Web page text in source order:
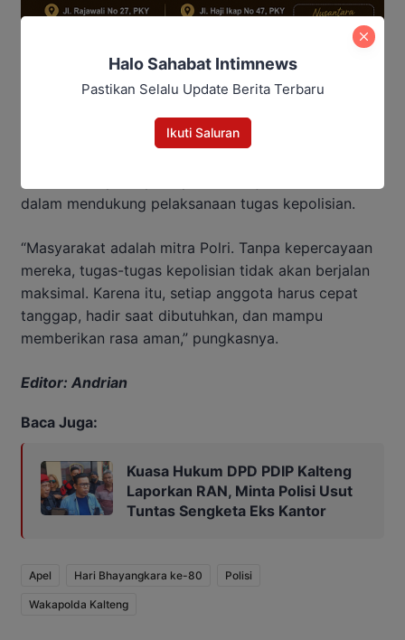
anggota meningkatkan kualitas pelayanan,
dalam mendukung pelaksanaan tugas kepolisian.
“Masyarakat adalah mitra Polri. Tanpa kepercayaan
mereka, tugas-tugas kepolisian tidak akan berjalan
maksimal. Karena itu, setiap anggota harus cepat
tanggap, hadir saat dibutuhkan, dan mampu
memberikan rasa aman,” pungkasnya.
Editor: Andrian
Baca Juga:
Kuasa Hukum DPD PDIP Kalteng
Laporkan RAN, Minta Polisi Usut
Tuntas Sengketa Eks Kantor
Apel Hari Bhayangkara ke-80 Polisi
Wakapolda Kalteng
Halo Sahabat Intimnews
Pastikan Selalu Update Berita Terbaru
Ikuti Saluran